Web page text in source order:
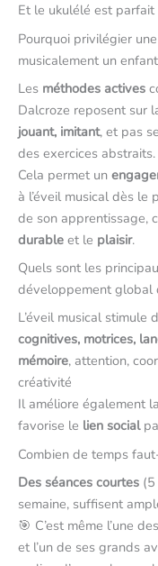
Et le ukulélé est parfait
Pourquoi privilégier
musicalement un enfant
Les méthodes actives
Dalcroze reposent sur
jouant, imitant, et pas
des exercices abstraits.
Cela permet un
à l’éveil musical dès le
de son apprentissage,
durable et le plaisir.
Quels sont les
développement global
L’éveil musical stimule
cognitives, motrices,
mémoire, attention,
créativité
Il améliore également la
favorise le lien social
Combien de temps
Des séances courtes
semaine, suffisent
🎯 C’est même l’une
et l’un de ses grands